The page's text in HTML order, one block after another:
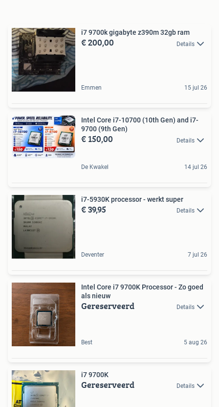
i7 9700k gigabyte z390m 32gb ram
€ 200,00 Details
Emmen 15 jul 26
Intel Core i7-10700 (10th Gen) and i7-
9700 (9th Gen)
€ 150,00 Details
De Kwakel 14 jul 26
i7-5930K processor - werkt super
€ 39,95 Details
Deventer 7 jul 26
Intel Core i7 9700K Processor - Zo goed
als nieuw
Gereserveerd Details
Best 5 aug 26
i7 9700K
Gereserveerd Details